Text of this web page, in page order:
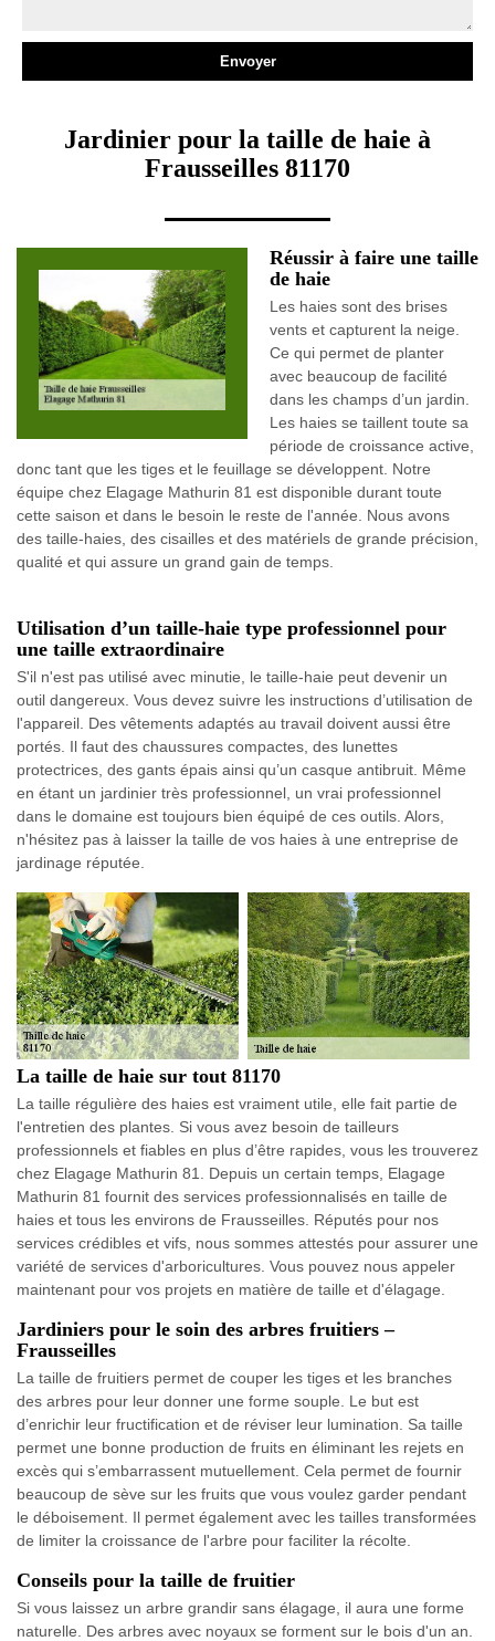
Jardinier pour la taille de haie à
Frausseilles 81170
Réussir à faire une taille
de haie
Les haies sont des brises
vents et capturent la neige.
Ce qui permet de planter
avec beaucoup de facilité
dans les champs d’un jardin.
Les haies se taillent toute sa
période de croissance active,
donc tant que les tiges et le feuillage se développent. Notre
équipe chez Elagage Mathurin 81 est disponible durant toute
cette saison et dans le besoin le reste de l'année. Nous avons
des taille-haies, des cisailles et des matériels de grande précision,
qualité et qui assure un grand gain de temps.
Utilisation d’un taille-haie type professionnel pour
une taille extraordinaire
S'il n'est pas utilisé avec minutie, le taille-haie peut devenir un
outil dangereux. Vous devez suivre les instructions d’utilisation de
l'appareil. Des vêtements adaptés au travail doivent aussi être
portés. Il faut des chaussures compactes, des lunettes
protectrices, des gants épais ainsi qu’un casque antibruit. Même
en étant un jardinier très professionnel, un vrai professionnel
dans le domaine est toujours bien équipé de ces outils. Alors,
n'hésitez pas à laisser la taille de vos haies à une entreprise de
jardinage réputée.
La taille de haie sur tout 81170
La taille régulière des haies est vraiment utile, elle fait partie de
l'entretien des plantes. Si vous avez besoin de tailleurs
professionnels et fiables en plus d’être rapides, vous les trouverez
chez Elagage Mathurin 81. Depuis un certain temps, Elagage
Mathurin 81 fournit des services professionnalisés en taille de
haies et tous les environs de Frausseilles. Réputés pour nos
services crédibles et vifs, nous sommes attestés pour assurer une
variété de services d'arboricultures. Vous pouvez nous appeler
maintenant pour vos projets en matière de taille et d'élagage.
Jardiniers pour le soin des arbres fruitiers –
Frausseilles
La taille de fruitiers permet de couper les tiges et les branches
des arbres pour leur donner une forme souple. Le but est
d’enrichir leur fructification et de réviser leur lumination. Sa taille
permet une bonne production de fruits en éliminant les rejets en
excès qui s’embarrassent mutuellement. Cela permet de fournir
beaucoup de sève sur les fruits que vous voulez garder pendant
le déboisement. Il permet également avec les tailles transformées
de limiter la croissance de l'arbre pour faciliter la récolte.
Conseils pour la taille de fruitier
Si vous laissez un arbre grandir sans élagage, il aura une forme
naturelle. Des arbres avec noyaux se forment sur le bois d'un an.